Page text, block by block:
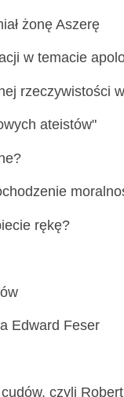
żonę Aszerę
w temacie
rzeczywistości
ateistów"
rękę?
Edward Feser
czyli